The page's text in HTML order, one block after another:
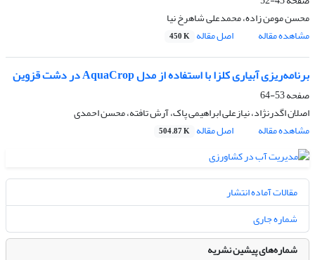
محسن مومن زاده، محمدعلی شاهرخ نیا
مشاهده مقاله
اصل مقاله 450 K
برنامه‌ریزی آبیاری کلزا با استفاده از مدل AquaCrop در دشت قزوین
صفحه53-64
اصلان اگدرنژاد، نیازعلی ابراهیمی پاک، آرش تافته، محسن احمدی
مشاهده مقاله
اصل مقاله 504.87 K
مقالات آماده انتشار
شماره جاری
شماره‌های پیشین نشریه